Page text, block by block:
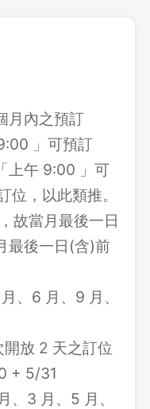
月內之預訂
」可預訂
上午 9:00 」可
，以此類推。
故當月最後一日
最後一日(含)前
、6 月、9 月、
放 2 天之訂位
+ 5/31
、3 月、5 月、